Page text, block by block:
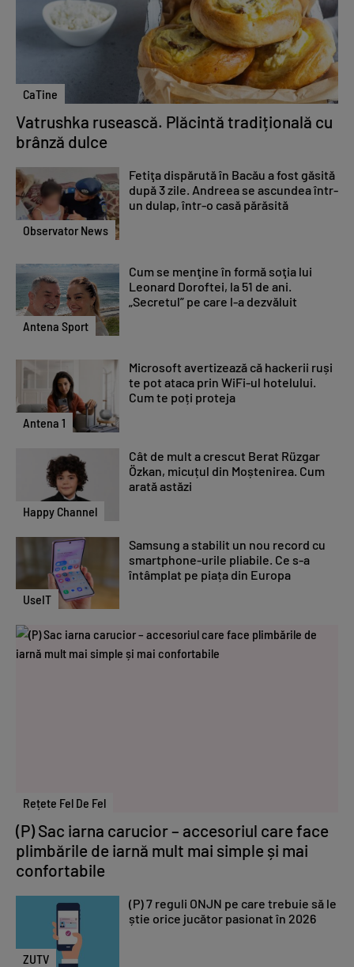
CaTine
Vatrushka rusească. Plăcintă tradițională cu
brânză dulce
Observator News
Fetiţa dispărută în Bacău a fost găsită
după 3 zile. Andreea se ascundea într-
un dulap, într-o casă părăsită
Antena Sport
Cum se menţine în formă soţia lui
Leonard Doroftei, la 51 de ani.
„Secretul” pe care l-a dezvăluit
Antena 1
Microsoft avertizează că hackerii ruși
te pot ataca prin WiFi-ul hotelului.
Cum te poți proteja
Happy Channel
Cât de mult a crescut Berat Rüzgar
Özkan, micuțul din Moștenirea. Cum
arată astăzi
UseIT
Samsung a stabilit un nou record cu
smartphone-urile pliabile. Ce s-a
întâmplat pe piața din Europa
Rețete Fel De Fel
(P) Sac iarna carucior – accesoriul care face
plimbările de iarnă mult mai simple și mai
confortabile
ZUTV
(P) 7 reguli ONJN pe care trebuie să le
știe orice jucător pasionat în 2026